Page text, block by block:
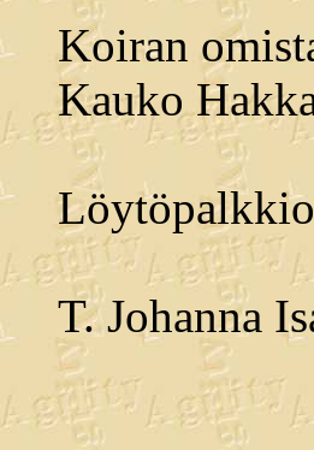
Koiran
Kauko
T. Johanna